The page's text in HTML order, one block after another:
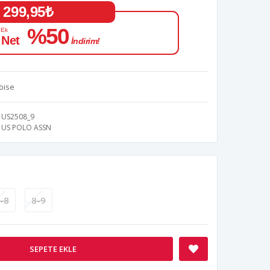
299,95₺
%50 İndirim!
US2508_9
US POLO ASSN
8 8-9
SEPETE EKLE